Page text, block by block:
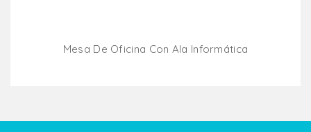
Mesa De Oficina Con Ala Informática